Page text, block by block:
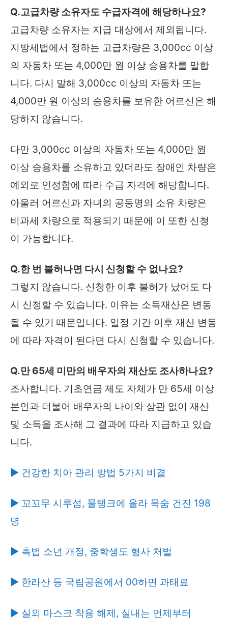
Q.고급차량 소유자도 수급자격에 해당하나요?
고급차량 소유자는 지급 대상에서 제외됩니다.
지방세법에서 정하는 고급차량은 3,000cc 이상
의 자동차 또는 4,000만 원 이상 승용차를 말합
니다. 다시 말해 3,000cc 이상의 자동차 또는
4,000만 원 이상의 승용차를 보유한 어르신은 해
당하지 않습니다.
다만 3,000cc 이상의 자동차 또는 4,000만 원
이상 승용차를 소유하고 있더라도 장애인 차량은
예외로 인정함에 따라 수급 자격에 해당합니다.
아울러 어르신과 자녀의 공동명의 소유 차량은
비과세 차량으로 적용되기 때문에 이 또한 신청
이 가능합니다.
Q.한 번 불허나면 다시 신청할 수 없나요?
그렇지 않습니다. 신청한 이후 불허가 났어도 다
시 신청할 수 있습니다. 이유는 소득재산은 변동
될 수 있기 때문입니다. 일정 기간 이후 재산 변동
에 따라 자격이 된다면 다시 신청할 수 있습니다.
Q.만 65세 미만의 배우자의 재산도 조사하나요?
조사합니다. 기초연금 제도 자체가 만 65세 이상
본인과 더불어 배우자의 나이와 상관 없이 재산
및 소득을 조사해 그 결과에 따라 지급하고 있습
니다.
▶ 건강한 치아 관리 방법 5가지 비결
▶ 꼬꼬무 시루섬, 물탱크에 올라 목숨 건진 198
명
▶ 촉법 소년 개정, 중학생도 형사 처벌
▶ 한라산 등 국립공원에서 00하면 과태료
▶ 실외 마스크 착용 해제, 실내는 언제부터